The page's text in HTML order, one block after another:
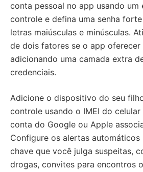
conta pessoal no app usando um
controle e defina uma senha
letras maiúsculas e minúsculas.
de dois fatores se o app oferecer
adicionando uma camada extra
credenciais.
Adicione o dispositivo do seu
controle usando o IMEI do
conta do Google ou Apple
Configure os alertas automáticos
chave que você julga suspeitas,
drogas, convites para encontros